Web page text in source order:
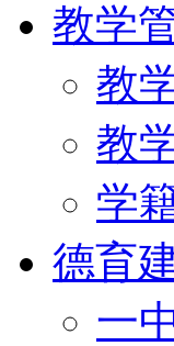
教学
教
教
学
德育
一